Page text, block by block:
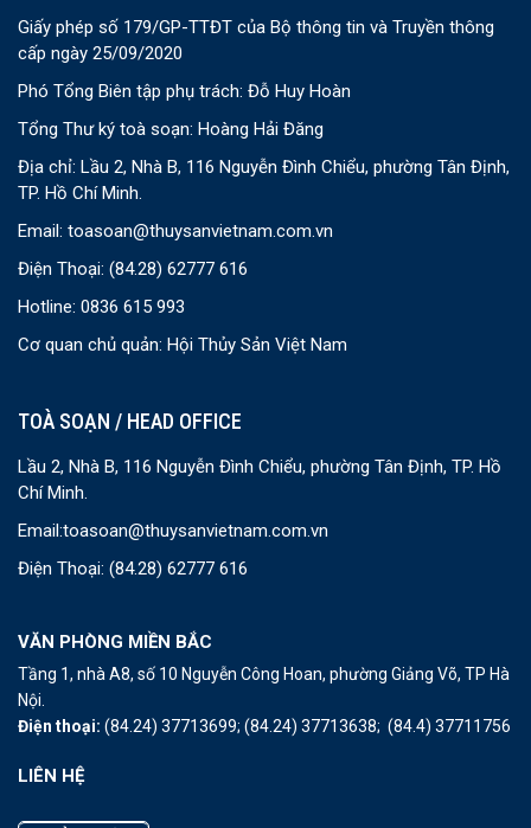
Giấy phép số 179/GP-TTĐT của Bộ thông tin và Truyền thông
cấp ngày 25/09/2020
Phó Tổng Biên tập phụ trách: Đỗ Huy Hoàn
Tổng Thư ký toà soạn: Hoàng Hải Đăng
Địa chỉ: Lầu 2, Nhà B, 116 Nguyễn Đình Chiểu, phường Tân Định,
TP. Hồ Chí Minh.
Email: toasoan@thuysanvietnam.com.vn
Điện Thoại: (84.28) 62777 616
Hotline: 0836 615 993
Cơ quan chủ quản: Hội Thủy Sản Việt Nam
TOÀ SOẠN / HEAD OFFICE
Lầu 2, Nhà B, 116 Nguyễn Đình Chiểu, phường Tân Định, TP. Hồ
Chí Minh.
Email:toasoan@thuysanvietnam.com.vn
Điện Thoại: (84.28) 62777 616
VĂN PHÒNG MIỀN BẮC
Tầng 1, nhà A8, số 10 Nguyễn Công Hoan, phường Giảng Võ, TP Hà
Nội.
Điện thoại: (84.24) 37713699; (84.24) 37713638; (84.4) 37711756
LIÊN HỆ